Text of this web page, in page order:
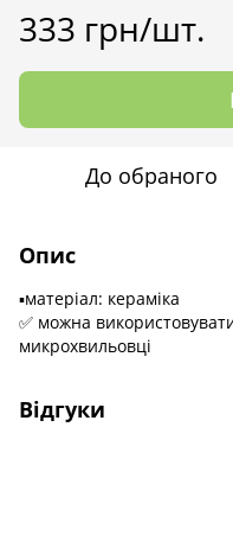
333 грн/шт.
До обраного
Опис
▪️матеріал: кераміка
✅ можна
микрохвильовці
Відгуки